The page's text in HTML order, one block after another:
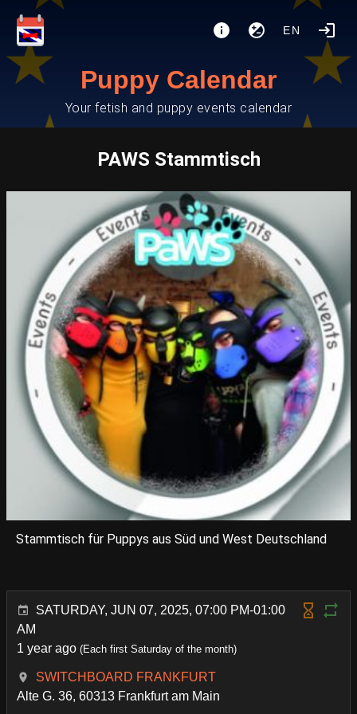
EN
Puppy Calendar
Your fetish and puppy events calendar
PAWS Stammtisch
Stammtisch für Puppys aus Süd und West Deutschland
SATURDAY, JUN 07, 2025, 07:00 PM-01:00
AM
1 year ago (Each first Saturday of the month)
SWITCHBOARD FRANKFURT
Alte G. 36, 60313 Frankfurt am Main